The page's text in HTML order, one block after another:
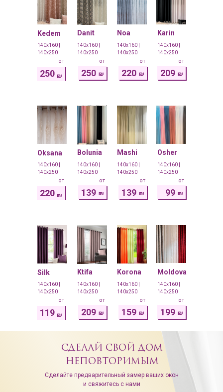
209 ₪
220 ₪
250 ₪
Kedem Danit Noa Karin
140x160 |
140x250
140x160 |
140x250
140x160 |
140x250
140x160 |
140x250
250 ₪
от от от от
99 ₪
139 ₪
139 ₪
Oksana Bolunia Mashi Osher
140x160 |
140x250
140x160 |
140x250
140x160 |
140x250
140x160 |
140x250
220 ₪
от от от от
199 ₪
159 ₪
209 ₪
Silk Ktifa Korona Moldova
140x160 |
140x250
140x160 |
140x250
140x160 |
140x250
140x160 |
140x250
119 ₪
от от от от
Сделайте предварительный замер ваших окон
и свяжитесь с нами
СДЕЛАЙ СВОЙ ДОМ
НЕПОВТОРИМЫМ